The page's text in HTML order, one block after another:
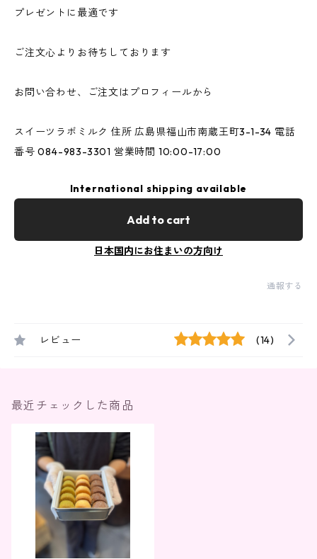
プレゼントに最適です
ご注文心よりお待ちしております
お問い合わせ、ご注文はプロフィールから
スイーツラボミルク 住所 広島県福山市南蔵王町3-1-34 電話
番号 084-983-3301 営業時間 10:00-17:00
International shipping available
Add to cart
日本国内にお住まいの方向け
通報する
レビュー (14)
最近チェックした商品